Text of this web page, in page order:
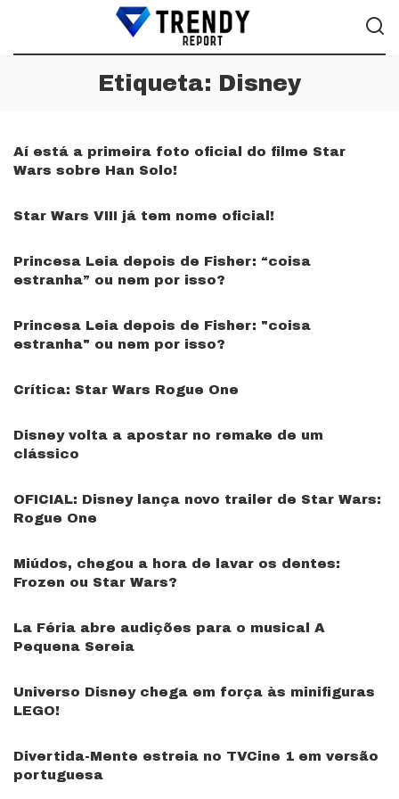
Etiqueta: Disney
Aí está a primeira foto oficial do filme Star
Wars sobre Han Solo!
Star Wars VIII já tem nome oficial!
Princesa Leia depois de Fisher: “coisa
estranha” ou nem por isso?
Princesa Leia depois de Fisher: "coisa
estranha" ou nem por isso?
Crítica: Star Wars Rogue One
Disney volta a apostar no remake de um
clássico
OFICIAL: Disney lança novo trailer de Star Wars:
Rogue One
Miúdos, chegou a hora de lavar os dentes:
Frozen ou Star Wars?
La Féria abre audições para o musical A
Pequena Sereia
Universo Disney chega em força às minifiguras
LEGO!
Divertida-Mente estreia no TVCine 1 em versão
portuguesa